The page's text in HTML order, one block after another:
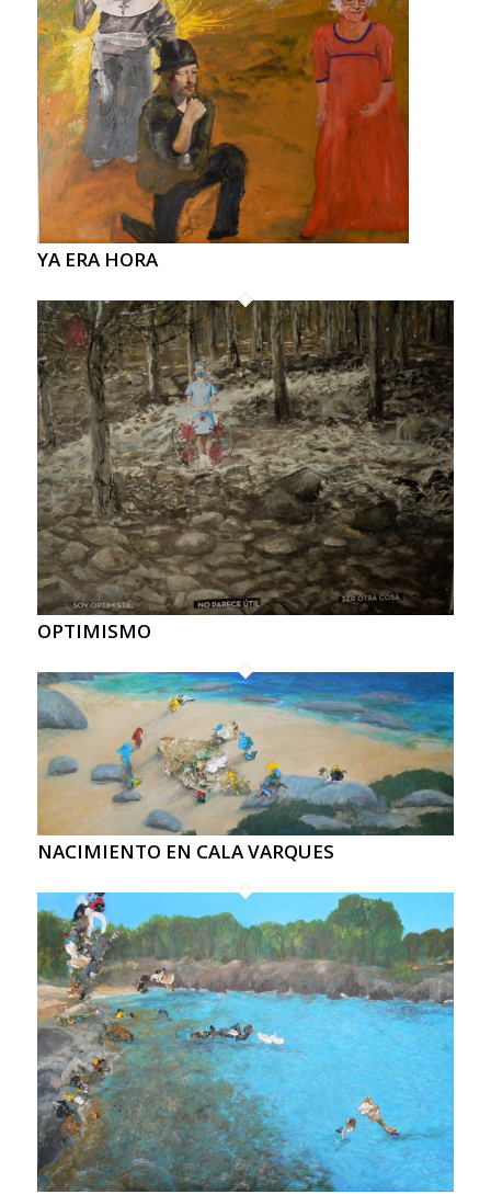
YA ERA HORA
OPTIMISMO
NACIMIENTO EN CALA VARQUES